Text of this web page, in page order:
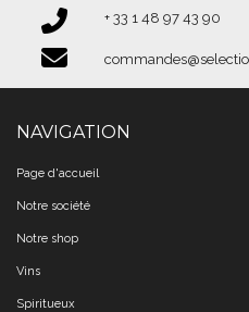
+ 33 1 48 97 43 90​​​​​​​
NAVIGATION
Page d'accueil
Notre société
Notre shop
Vins
Spiritueux